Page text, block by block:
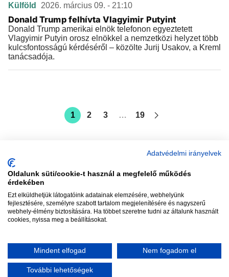
Külföld 2026. március 09. - 21:10
Donald Trump felhívta Vlagyimir Putyint
Donald Trump amerikai elnök telefonon egyeztetett
Vlagyimir Putyin orosz elnökkel a nemzetközi helyzet több
kulcsfontosságú kérdéséről – közölte Jurij Usakov, a Kreml
tanácsadója.
1 2 3 … 19
Szerkesztőség:szerk@vadhajtasok.hu
Modi:moderator@vadhajtasok.hu
AdatvédelemImpresszumSzerzői jogok
2018 Vadhajtások.hu
Adatvédelmi irányelvek
Oldalunk süti/cookie-t használ a megfelelő működés
érdekében
Ezt elküldhetjük látogatóink adatainak elemzésére, webhelyünk
fejlesztésére, személyre szabott tartalom megjelenítésére és nagyszerű
webhely-élmény biztosítására. Ha többet szeretne tudni az általunk használt
cookies, nyissa meg a beállításokat.
Mindent elfogad Nem fogadom el
További lehetőségek